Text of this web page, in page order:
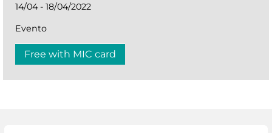
14/04 - 18/04/2022
Evento
Free with MIC card